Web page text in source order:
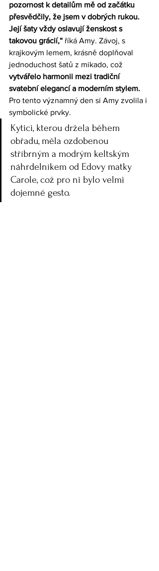
pozornost k detailům mě od začátku
přesvědčily, že jsem v dobrých rukou.
Její šaty vždy oslavují ženskost s
takovou grácií,“ říká Amy. Závoj, s
krajkovým lemem, krásně doplňoval
jednoduchost šatů z mikado, což
vytvářelo harmonii mezi tradiční
svatební elegancí a moderním stylem.
Pro tento významný den si Amy zvolila i
symbolické prvky.
Kytici, kterou držela během
obřadu, měla ozdobenou
stříbrným a modrým keltským
náhrdelníkem od Edovy matky
Carole, což pro ni bylo velmi
dojemné gesto.